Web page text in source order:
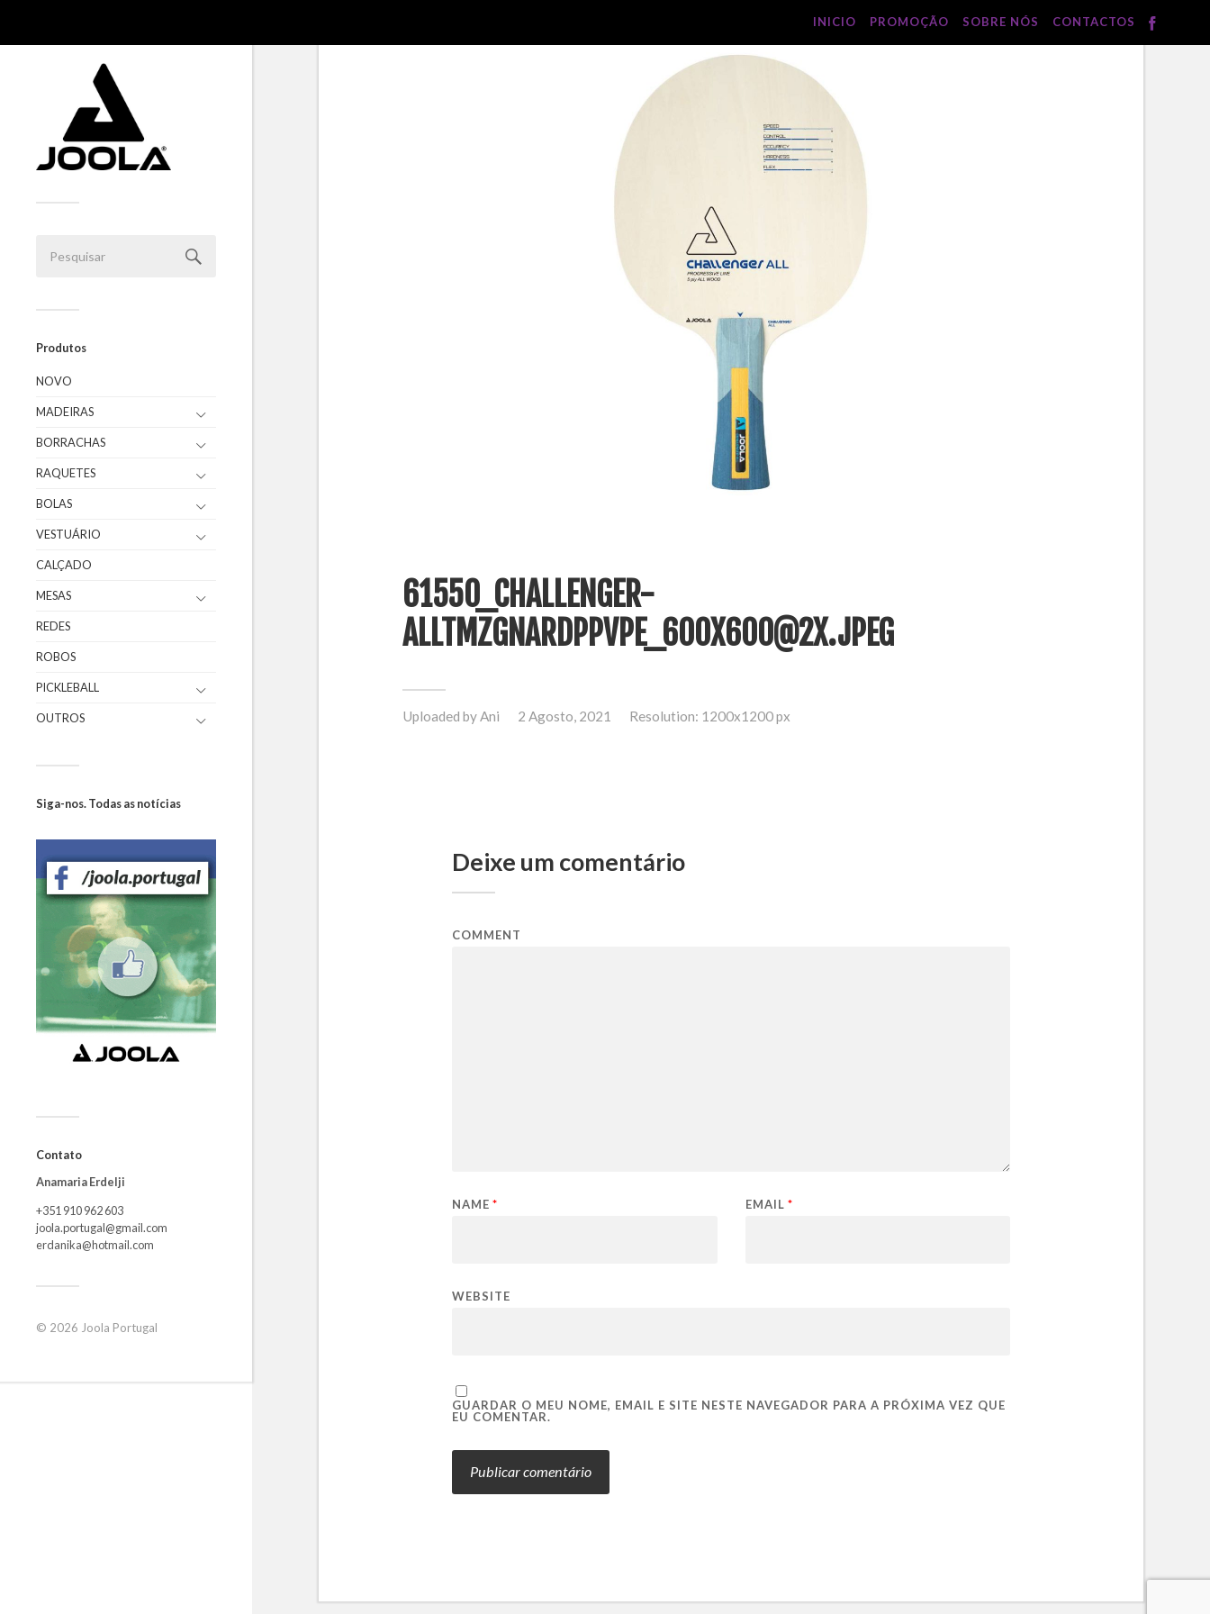
INICIO PROMOÇÃO SOBRE NÓS CONTACTOS
Produtos
NOVO
MADEIRAS
BORRACHAS
RAQUETES
BOLAS
VESTUÁRIO
CALÇADO
MESAS
REDES
ROBOS
PICKLEBALL
OUTROS
Siga-nos. Todas as notícias
Contato
Anamaria Erdelji
+351 910 962 603
joola.portugal@gmail.com
erdanika@hotmail.com
© 2026 Joola Portugal
61550_CHALLENGER-
ALLTMZGNARDPPVPE_600X600@2X.JPEG
Uploaded byAni 2 Agosto, 2021 Resolution: 1200x1200 px
Deixe um comentário
COMMENT
NAME * EMAIL *
WEBSITE
GUARDAR O MEU NOME, EMAIL E SITE NESTE NAVEGADOR PARA A PRÓXIMA VEZ QUE
EU COMENTAR.